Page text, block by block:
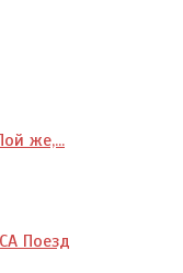
же,...